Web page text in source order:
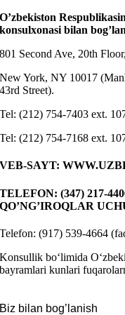
O’zbekiston
konsulxonasi bilan
801 Second Ave, 20th Floor,
New York, NY 10017
43rd Street).
Tel: (212) 754-7403 ext.
Tel: (212) 754-7168 ext.
VEB-SAYT:
TELEFON: (347) 217-
QO’NG’IROQLAR
Telefon: (917) 539-4664
Konsullik bo‘limida
bayramlari kunlari
Biz bilan bog’lanish